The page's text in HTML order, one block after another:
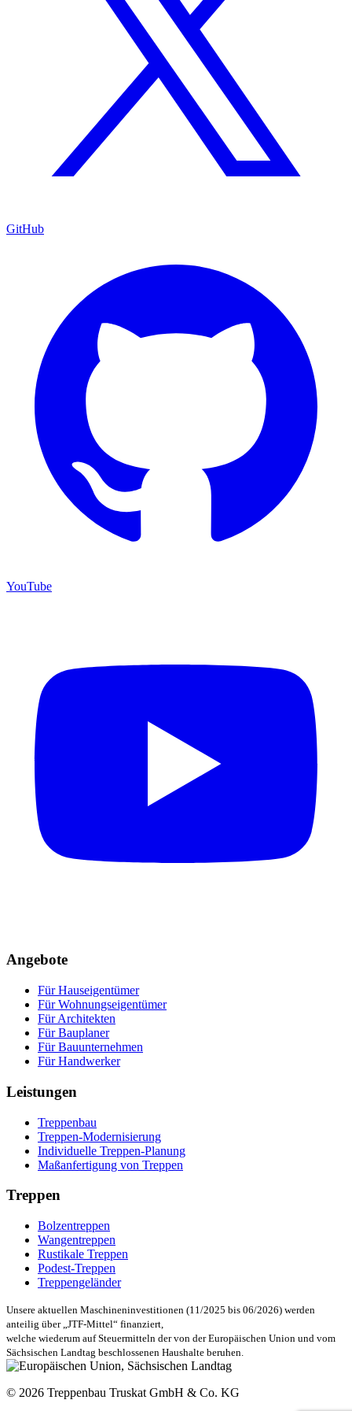
GitHub
YouTube
Angebote
Für Hauseigentümer
Für Wohnungseigentümer
Für Architekten
Für Bauplaner
Für Bauunternehmen
Für Handwerker
Leistungen
Treppenbau
Treppen-Modernisierung
Individuelle Treppen-Planung
Maßanfertigung von Treppen
Treppen
Bolzentreppen
Wangentreppen
Rustikale Treppen
Podest-Treppen
Treppengeländer
Unsere aktuellen Maschineninvestitionen (11/2025 bis 06/2026) werden
anteilig über „JTF-Mittel“ finanziert,
welche wiederum auf Steuermitteln der von der Europäischen Union und vom
Sächsischen Landtag beschlossenen Haushalte beruhen.
© 2026 Treppenbau Truskat GmbH & Co. KG